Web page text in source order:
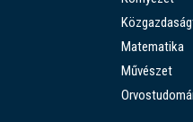
Matematika
Művészet